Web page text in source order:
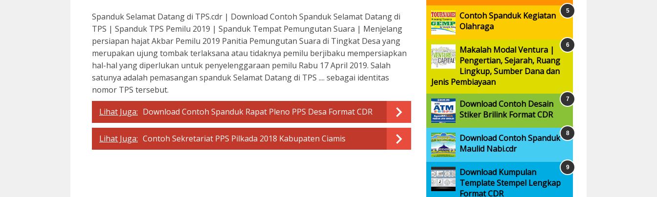
Spanduk Selamat Datang di TPS.cdr | Download Contoh Spanduk Selamat Datang di
TPS | Spanduk TPS Pemilu 2019 | Spanduk Tempat Pemungutan Suara | Menjelang
persiapan hajat Akbar Pemilu 2019 Panitia Pemungutan Suara di Tingkat Desa yang
merupakan ujung tombak terlaksana atau tidaknya pemilu berjibaku mempersiapkan
hal-hal yang diperlukan untuk penyelenggaraan pemilu Rabu 17 April 2019. Salah
satunya adalah pemasangan spanduk Selamat Datang di TPS .... sebagai identitas
nomor TPS tersebut.
Lihat Juga: Download Contoh Spanduk Rapat Pleno PPS Desa Format CDR
Lihat Juga: Contoh Sekretariat PPS Pilkada 2018 Kabupaten Ciamis
Contoh Spanduk Kegiatan
Olahraga
Makalah Modal Ventura |
Pengertian, Sejarah, Ruang
Lingkup, Sumber Dana dan
Jenis Pembiayaan
Download Contoh Desain
Stiker Brilink Format CDR
Download Contoh Spanduk
Maulid Nabi.cdr
Download Kumpulan
Template Stempel Lengkap
Format CDR